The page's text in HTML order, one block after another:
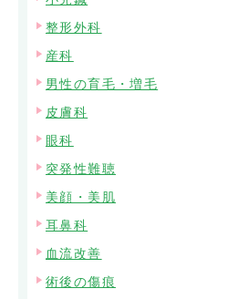
整形外科
産科
男性の育毛・増毛
皮膚科
眼科
突発性難聴
美顔・美肌
耳鼻科
血流改善
術後の傷痕